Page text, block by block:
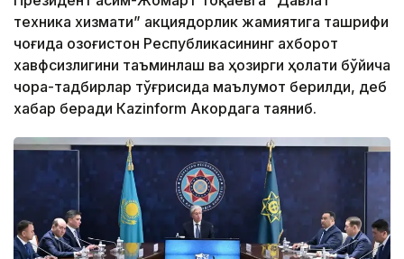
техника хизмати” акциядорлик жамиятига ташрифи
чоғида Қозоғистон Республикасининг ахборот
хавфсизлигини таъминлаш ва ҳозирги ҳолати бўйича
чора-тадбирлар тўғрисида маълумот берилди, деб
хабар беради Каzinform Акордага таяниб.